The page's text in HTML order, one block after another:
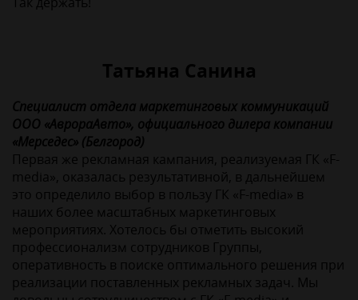
Татьяна Санина
Cпециалист отдела маркетинговых коммуникаций
ООО «АврораАвто», официального дилера компании
«Мерседес» (Белгород)
Первая же рекламная кампания, реализуемая ГК «F-
media», оказалась результативной, в дальнейшем
это определило выбор в пользу ГК «F-media» в
наших более масштабных маркетинговых
мероприятиях. Хотелось бы отметить высокий
профессионализм сотрудников Группы,
оперативность в поиске оптимального решения при
реализации поставленных рекламных задач. Мы